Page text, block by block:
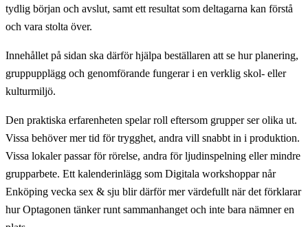
tydlig början och avslut, samt ett resultat som deltagarna kan förstå
och vara stolta över.
Innehållet på sidan ska därför hjälpa beställaren att se hur planering,
gruppupplägg och genomförande fungerar i en verklig skol- eller
kulturmiljö.
Den praktiska erfarenheten spelar roll eftersom grupper ser olika ut.
Vissa behöver mer tid för trygghet, andra vill snabbt in i produktion.
Vissa lokaler passar för rörelse, andra för ljudinspelning eller mindre
grupparbete. Ett kalenderinlägg som Digitala workshoppar når
Enköping vecka sex & sju blir därför mer värdefullt när det förklarar
hur Optagonen tänker runt sammanhanget och inte bara nämner en